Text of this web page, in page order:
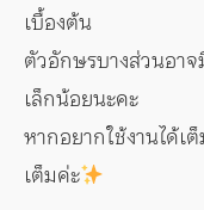
เบื้องต้น
ตัวอักษรบางส่วนอา
เล็กน้อยนะคะ
หากอยากใช้งานได้เ
เต็มค่ะ